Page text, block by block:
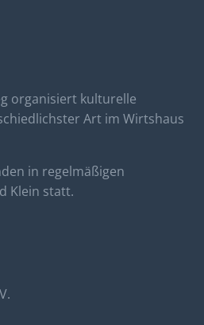
organisiert kulturelle
Art im Wirtshaus
in regelmäßigen
Klein statt.